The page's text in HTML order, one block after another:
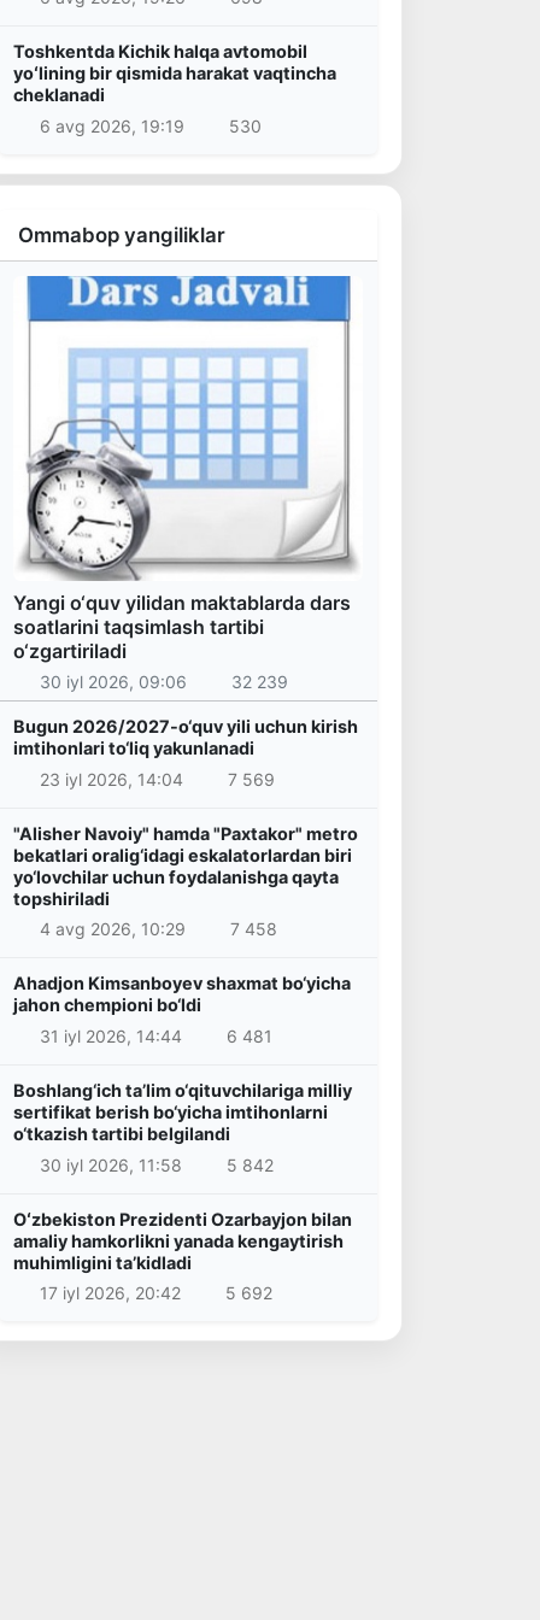
Toshkentda Kichik halqa avtomobil
yoʻlining bir qismida harakat vaqtincha
cheklanadi
6 avg 2026, 19:19
530
Ommabop yangiliklar
Yangi o‘quv yilidan maktablarda dars
soatlarini taqsimlash tartibi
o‘zgartiriladi
30 iyl 2026, 09:06 32 239
Bugun 2026/2027-o‘quv yili uchun kirish
imtihonlari to‘liq yakunlanadi
23 iyl 2026, 14:04
7 569
"Alisher Navoiy" hamda "Paxtakor" metro
bekatlari oralig‘idagi eskalatorlardan biri
yo‘lovchilar uchun foydalanishga qayta
topshiriladi
4 avg 2026, 10:29
7 458
Ahadjon Kimsanboyev shaxmat bo‘yicha
jahon chempioni bo‘ldi
31 iyl 2026, 14:44
6 481
Boshlang‘ich ta’lim o‘qituvchilariga milliy
sertifikat berish bo‘yicha imtihonlarni
o‘tkazish tartibi belgilandi
30 iyl 2026, 11:58
5 842
Oʻzbekiston Prezidenti Ozarbayjon bilan
amaliy hamkorlikni yanada kengaytirish
muhimligini taʼkidladi
17 iyl 2026, 20:42
5 692